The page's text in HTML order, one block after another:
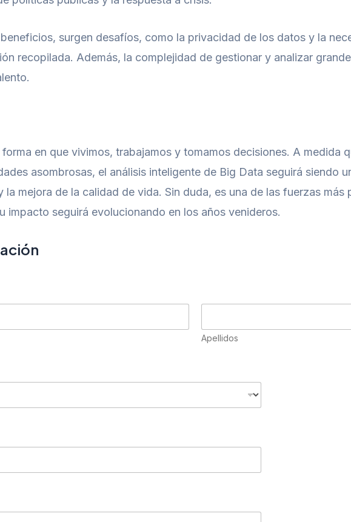
surgen desafíos, como la privacidad de los datos y la
recopilada. Además, la complejidad de gestionar y analizar
en que vivimos, trabajamos y tomamos decisiones. A medida
asombrosas, el análisis inteligente de Big Data seguirá siendo
la mejora de la calidad de vida. Sin duda, es una de las fuerzas
impacto seguirá evolucionando en los años venideros.
Apellidos